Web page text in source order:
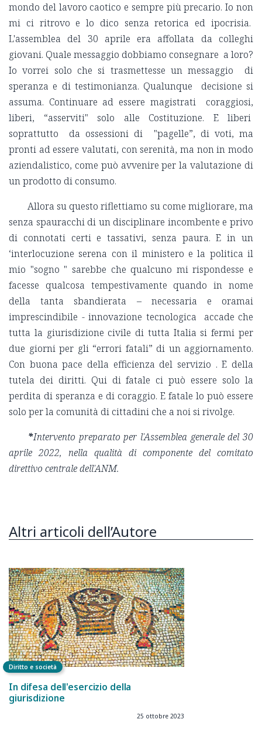
mondo del lavoro caotico e sempre più precario. Io non
mi ci ritrovo e lo dico senza retorica ed ipocrisia.
L'assemblea del 30 aprile era affollata da colleghi
giovani. Quale messaggio dobbiamo consegnare a loro?
Io vorrei solo che si trasmettesse un messaggio di
speranza e di testimonianza. Qualunque decisione si
assuma. Continuare ad essere magistrati coraggiosi,
liberi, “asserviti" solo alle Costituzione. E liberi
soprattutto da ossessioni di "pagelle”, di voti, ma
pronti ad essere valutati, con serenità, ma non in modo
aziendalistico, come può avvenire per la valutazione di
un prodotto di consumo.
Allora su questo riflettiamo su come migliorare, ma
senza spauracchi di un disciplinare incombente e privo
di connotati certi e tassativi, senza paura. E in un
‘interlocuzione serena con il ministero e la politica il
mio "sogno " sarebbe che qualcuno mi rispondesse e
facesse qualcosa tempestivamente quando in nome
della tanta sbandierata – necessaria e oramai
imprescindibile - innovazione tecnologica accade che
tutta la giurisdizione civile di tutta Italia si fermi per
due giorni per gli “errori fatali” di un aggiornamento.
Con buona pace della efficienza del servizio . E della
tutela dei diritti. Qui di fatale ci può essere solo la
perdita di speranza e di coraggio. E fatale lo può essere
solo per la comunità di cittadini che a noi si rivolge.
*Intervento preparato per l'Assemblea generale del 30
aprile 2022, nella qualità di componente del comitato
direttivo centrale dell'ANM.
Altri articoli dell’Autore
Diritto e società
In difesa dell'esercizio della
giurisdizione
25 ottobre 2023